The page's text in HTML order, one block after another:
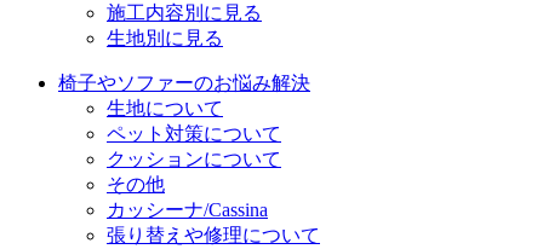
施工内容別に見る
生地別に見る
椅子やソファーのお悩み解決
生地について
ペット対策について
クッションについて
その他
カッシーナ/Cassina
張り替えや修理について